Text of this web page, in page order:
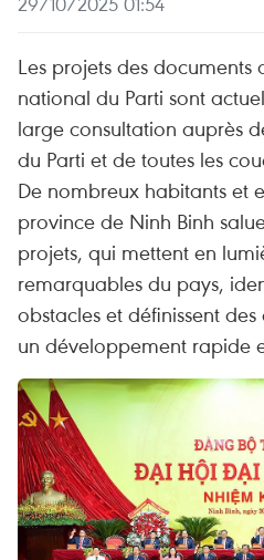
Les projets des documents
national du Parti sont
large consultation auprès
du Parti et de toutes les
De nombreux habitants et
province de Ninh Binh
projets, qui mettent en
remarquables du pays,
obstacles et définissent
un développement rapide